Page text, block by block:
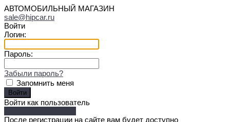
АВТОМОБИЛЬНЫЙ МАГАЗИН
sale@hipcar.ru
Войти
Логин:
Пароль:
Забыли пароль?
Запомнить меня
Войти как пользователь
После регистрации на сайте вам будет доступно